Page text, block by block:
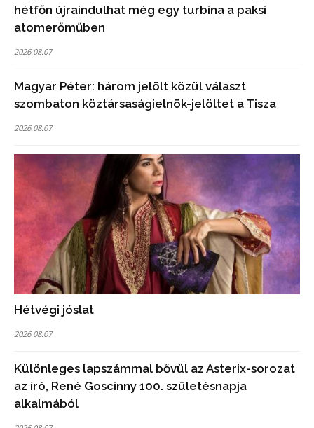
hétfőn újraindulhat még egy turbina a paksi
atomerőműben
2026.08.07
Magyar Péter: három jelölt közül választ
szombaton köztársaságielnök-jelöltet a Tisza
2026.08.07
Hétvégi jóslat
2026.08.07
Különleges lapszámmal bővül az Asterix-sorozat
az író, René Goscinny 100. születésnapja
alkalmából